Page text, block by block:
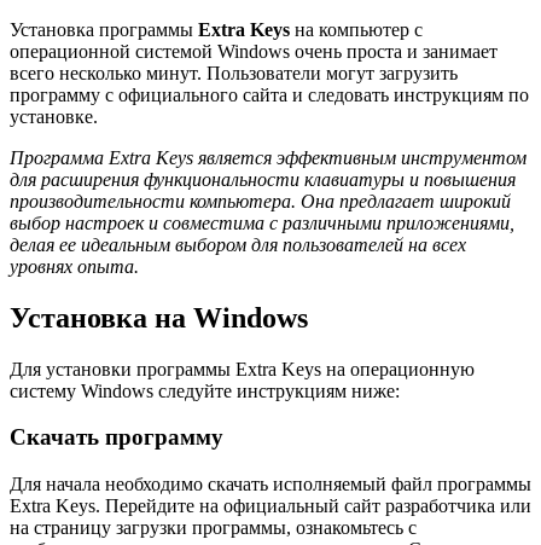
Установка программы Extra Keys на компьютер с
операционной системой Windows очень проста и занимает
всего несколько минут. Пользователи могут загрузить
программу с официального сайта и следовать инструкциям по
установке.
Программа Extra Keys является эффективным инструментом
для расширения функциональности клавиатуры и повышения
производительности компьютера. Она предлагает широкий
выбор настроек и совместима с различными приложениями,
делая ее идеальным выбором для пользователей на всех
уровнях опыта.
Установка на Windows
Для установки программы Extra Keys на операционную
систему Windows следуйте инструкциям ниже:
Скачать программу
Для начала необходимо скачать исполняемый файл программы
Extra Keys. Перейдите на официальный сайт разработчика или
на страницу загрузки программы, ознакомьтесь с